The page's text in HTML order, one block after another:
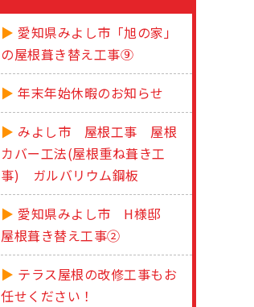
愛知県みよし市「旭の家」
の屋根葺き替え工事⑨
年末年始休暇のお知らせ
みよし市 屋根工事 屋根
カバー工法(屋根重ね葺き工
事) ガルバリウム鋼板
愛知県みよし市 H様邸
屋根葺き替え工事②
テラス屋根の改修工事もお
任せください！